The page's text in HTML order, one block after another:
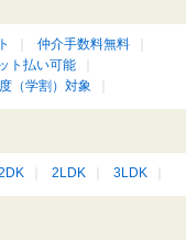
仲介手数料無料
ト払い可能
（学割）対象
2LDK 3LDK